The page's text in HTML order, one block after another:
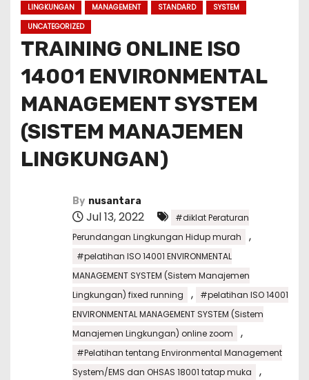
LINGKUNGAN MANAGEMENT STANDARD
SYSTEM
UNCATEGORIZED
TRAINING ONLINE ISO
14001 ENVIRONMENTAL
MANAGEMENT SYSTEM
(SISTEM MANAJEMEN
LINGKUNGAN)
By nusantara
Jul 13, 2022
#diklat Peraturan
Perundangan Lingkungan Hidup murah
,
#pelatihan ISO 14001 ENVIRONMENTAL
MANAGEMENT SYSTEM (Sistem Manajemen
Lingkungan) fixed running
,
#pelatihan ISO 14001
ENVIRONMENTAL MANAGEMENT SYSTEM (Sistem
Manajemen Lingkungan) online zoom
,
#Pelatihan tentang Environmental Management
System/EMS dan OHSAS 18001 tatap muka
,